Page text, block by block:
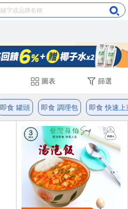
圖表 篩選
即食 罐頭 即食 調理包 即食 快速上